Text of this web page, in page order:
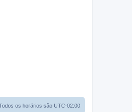
os horários são UTC-02:00